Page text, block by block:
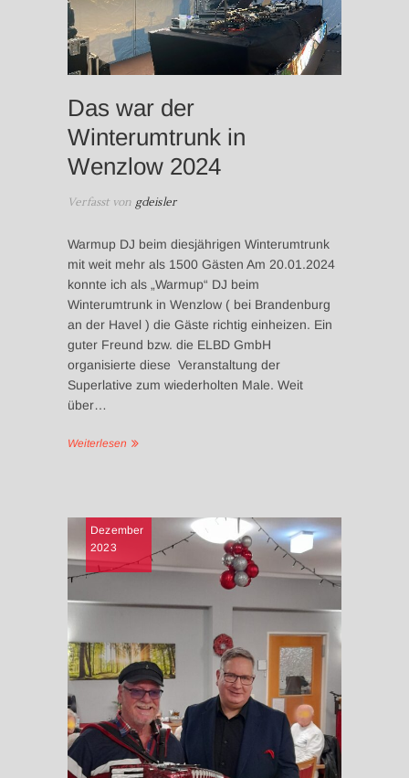
Das war der
Winterumtrunk in
Wenzlow 2024
Verfasst von gdeisler
Warmup DJ beim diesjährigen Winterumtrunk
mit weit mehr als 1500 Gästen Am 20.01.2024
konnte ich als „Warmup“ DJ beim
Winterumtrunk in Wenzlow ( bei Brandenburg
an der Havel ) die Gäste richtig einheizen. Ein
guter Freund bzw. die ELBD GmbH
organisierte diese Veranstaltung der
Superlative zum wiederholten Male. Weit
über…
Weiterlesen
Dezember
2023